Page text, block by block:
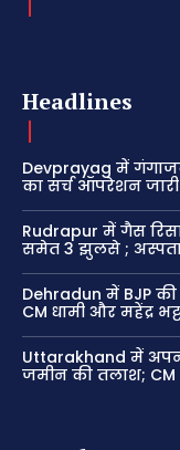
Headlines
Devprayag में
का सर्च ऑपरेशन जारी
Rudrapur में गैस
समेत 3 झुलसे ;
Dehradun में BJP
CM धामी और महेंद्र
Uttarakhand में
जमीन की तलाश; CM